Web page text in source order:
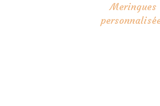
Meringues